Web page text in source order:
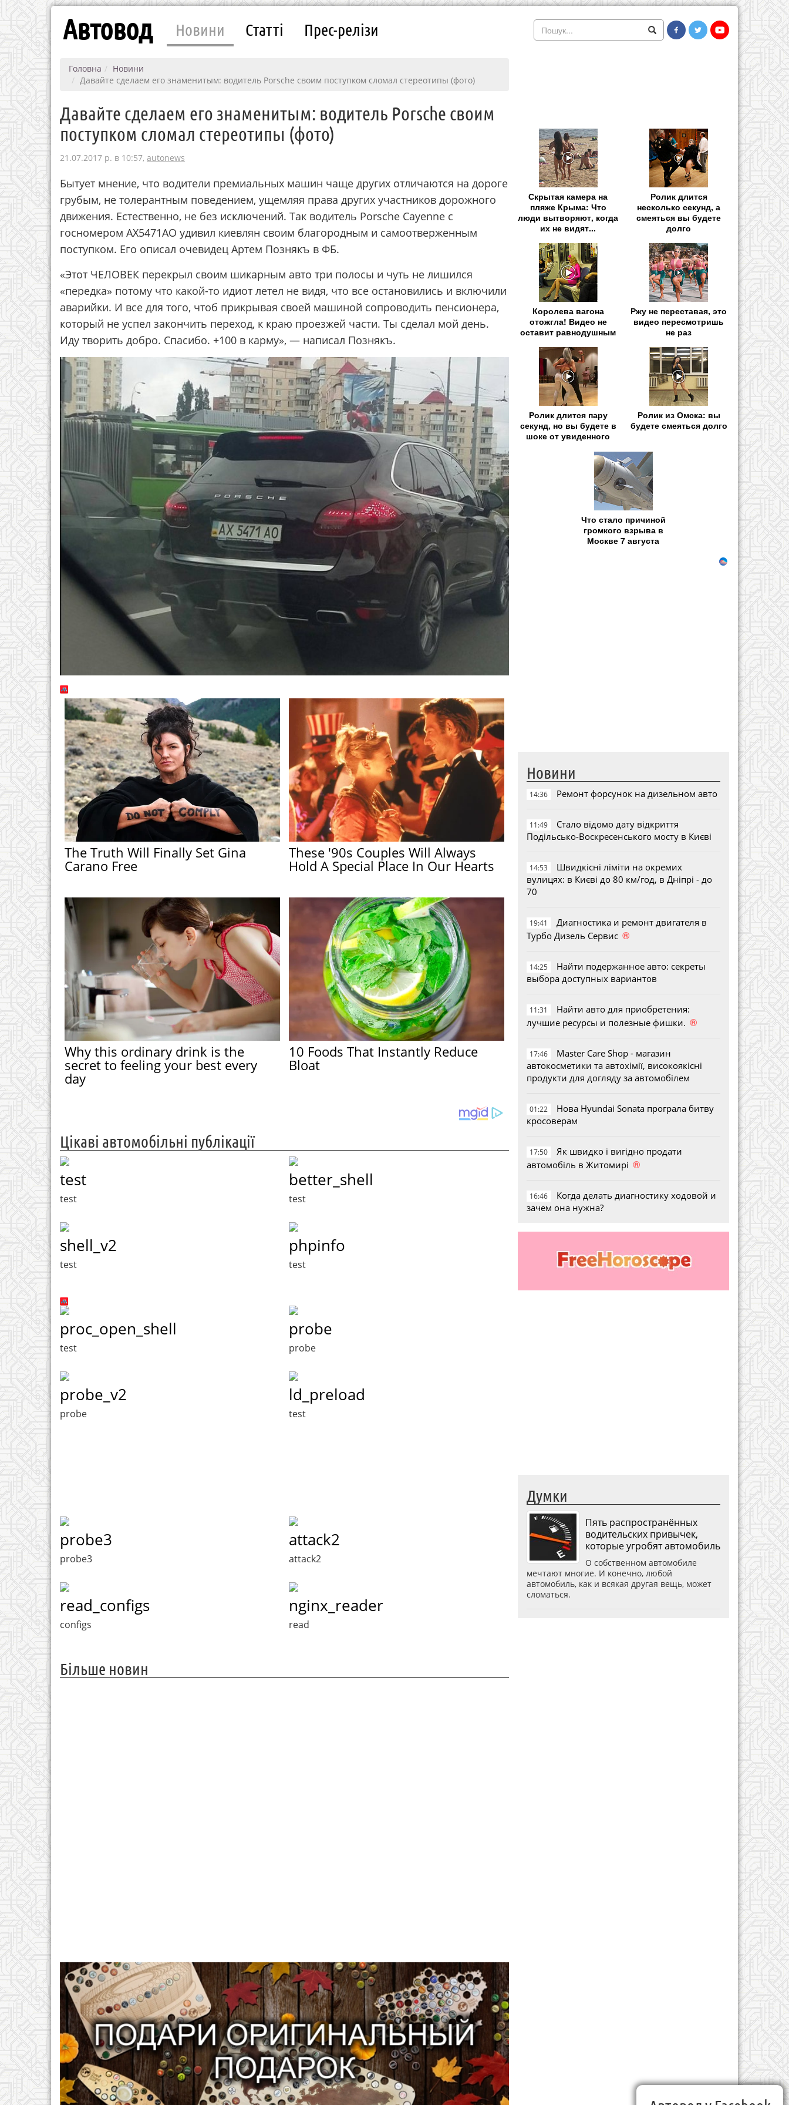
Автовод Новини Статті Прес-релізи
Головна
Новини
Давайте сделаем его знаменитым: водитель Porsche своим поступком сломал стереотипы (фото)
Давайте сделаем его знаменитым: водитель Porsche своим
поступком сломал стереотипы (фото)
21.07.2017 р. в 10:57, autonews
Бытует мнение, что водители премиальных машин чаще других отличаются на дороге
грубым, не толерантным поведением, ущемляя права других участников дорожного
движения. Естественно, не без исключений. Так водитель Porsche Cayenne с
госномером АХ5471АО удивил киевлян своим благородным и самоотверженным
поступком. Его описал очевидец Артем Познякъ в ФБ.
«Этот ЧЕЛОВЕК перекрыл своим шикарным авто три полосы и чуть не лишился
«передка» потому что какой-то идиот летел не видя, что все остановились и включили
аварийки. И все для того, чтоб прикрывая своей машиной сопроводить пенсионера,
который не успел закончить переход, к краю проезжей части. Ты сделал мой день.
Иду творить добро. Спасибо. +100 в карму», — написал Познякъ.
The Truth Will Finally Set Gina
Carano Free
These '90s Couples Will Always
Hold A Special Place In Our Hearts
Why this ordinary drink is the
secret to feeling your best every
day
10 Foods That Instantly Reduce
Bloat
Цікаві автомобільні публікації
test
test
better_shell
test
shell_v2
test
phpinfo
test
proc_open_shell
test
probe
probe
probe_v2
probe
ld_preload
test
probe3
probe3
attack2
attack2
read_configs
configs
nginx_reader
read
Більше новин
Скрытая камера на
пляже Крыма: Что
люди вытворяют, когда
их не видят...
Ролик длится
несколько секунд, а
смеяться вы будете
долго
Королева вагона
отожгла! Видео не
оставит равнодушным
Ржу не переставая, это
видео пересмотришь
не раз
Ролик длится пару
секунд, но вы будете в
шоке от увиденного
Ролик из Омска: вы
будете смеяться долго
Что стало причиной
громкого взрыва в
Москве 7 августа
Новини
14:36 Ремонт форсунок на дизельном авто
11:49
Стало відомо дату відкриття
Подільсько-Воскресенського мосту в Києві
14:53
Швидкісні ліміти на окремих
вулицях: в Києві до 80 км/год, в Дніпрі - до
70
19:41
Диагностика и ремонт двигателя в
Турбо Дизель Сервис ®
14:25
Найти подержанное авто: секреты
выбора доступных вариантов
11:31
Найти авто для приобретения:
лучшие ресурсы и полезные фишки. ®
17:46
Master Care Shop - магазин
автокосметики та автохімії, високоякісні
продукти для догляду за автомобілем
01:22
Нова Hyundai Sonata програла битву
кросоверам
17:50
Як швидко і вигідно продати
автомобіль в Житомирі ®
16:46
Когда делать диагностику ходовой и
зачем она нужна?
Думки
Пять распространённых
водительских привычек,
которые угробят автомобиль
О собственном автомобиле
мечтают многие. И конечно, любой
автомобиль, как и всякая другая вещь, может
сломаться.